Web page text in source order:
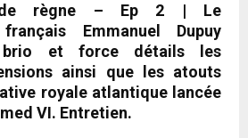
règne – Ep 2 | Le
Emmanuel Dupuy
brio et force détails les
ainsi que les atouts
royale atlantique lancée
VI. Entretien.